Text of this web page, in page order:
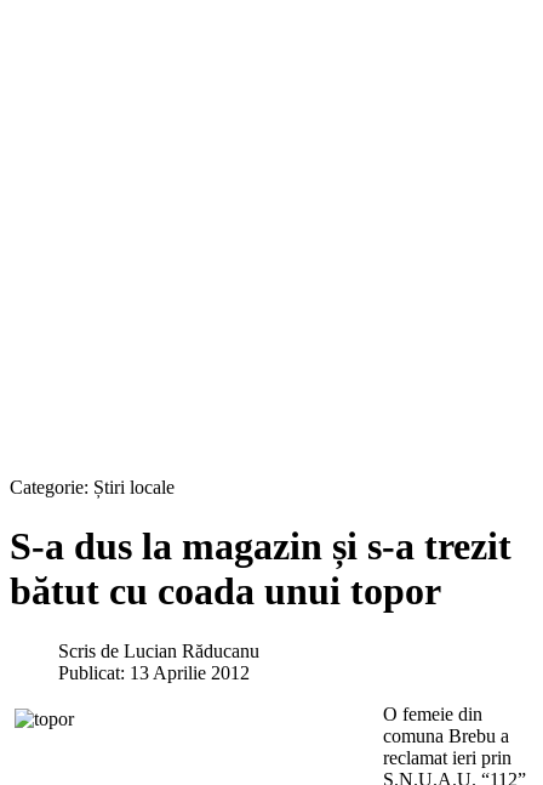
Categorie: Știri locale
S-a dus la magazin și s-a trezit
bătut cu coada unui topor
Scris de Lucian Răducanu
Publicat: 13 Aprilie 2012
O femeie din
comuna Brebu a
reclamat ieri prin
S.N.U.A.U. “112”